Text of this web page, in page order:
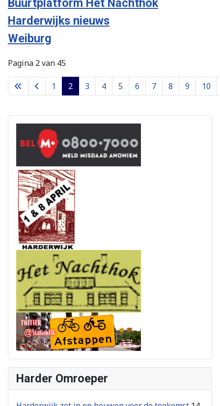
Buurtplatform Het Nachthok
Harderwijks nieuws
Weiburg
Pagina 2 van 45
1 2 3 4 5 6 7 8 9 10
Harder Omroeper